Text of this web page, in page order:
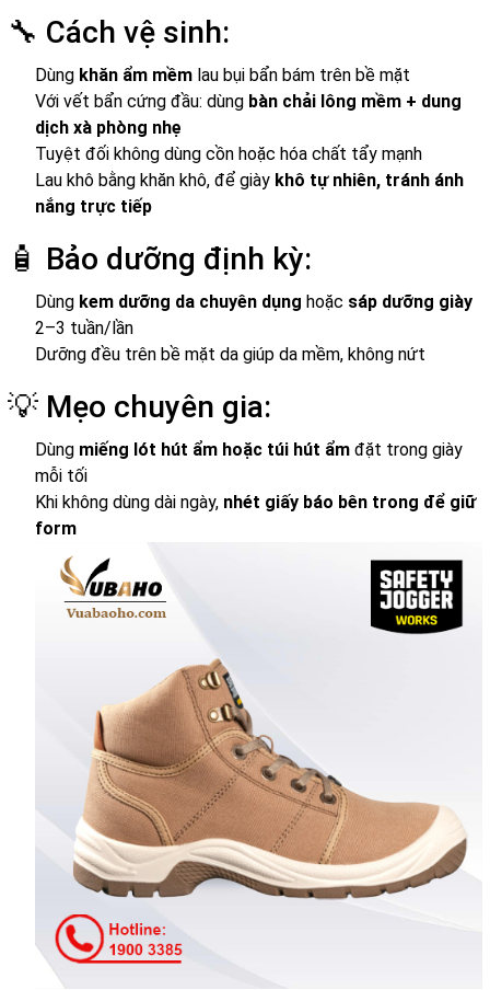
🔧 Cách vệ sinh:
Dùng khăn ẩm mềm lau bụi bẩn bám trên bề mặt
Với vết bẩn cứng đầu: dùng bàn chải lông mềm + dung
dịch xà phòng nhẹ
Tuyệt đối không dùng cồn hoặc hóa chất tẩy mạnh
Lau khô bằng khăn khô, để giày khô tự nhiên, tránh ánh
nắng trực tiếp
🧴 Bảo dưỡng định kỳ:
Dùng kem dưỡng da chuyên dụng hoặc sáp dưỡng giày
2–3 tuần/lần
Dưỡng đều trên bề mặt da giúp da mềm, không nứt
💡 Mẹo chuyên gia:
Dùng miếng lót hút ẩm hoặc túi hút ẩm đặt trong giày
mỗi tối
Khi không dùng dài ngày, nhét giấy báo bên trong để giữ
form